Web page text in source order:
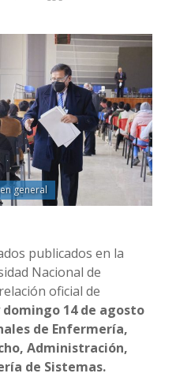
general
publicados en la
Nacional de
oficial de
domingo 14 de agosto
de Enfermería,
Administración,
de Sistemas.